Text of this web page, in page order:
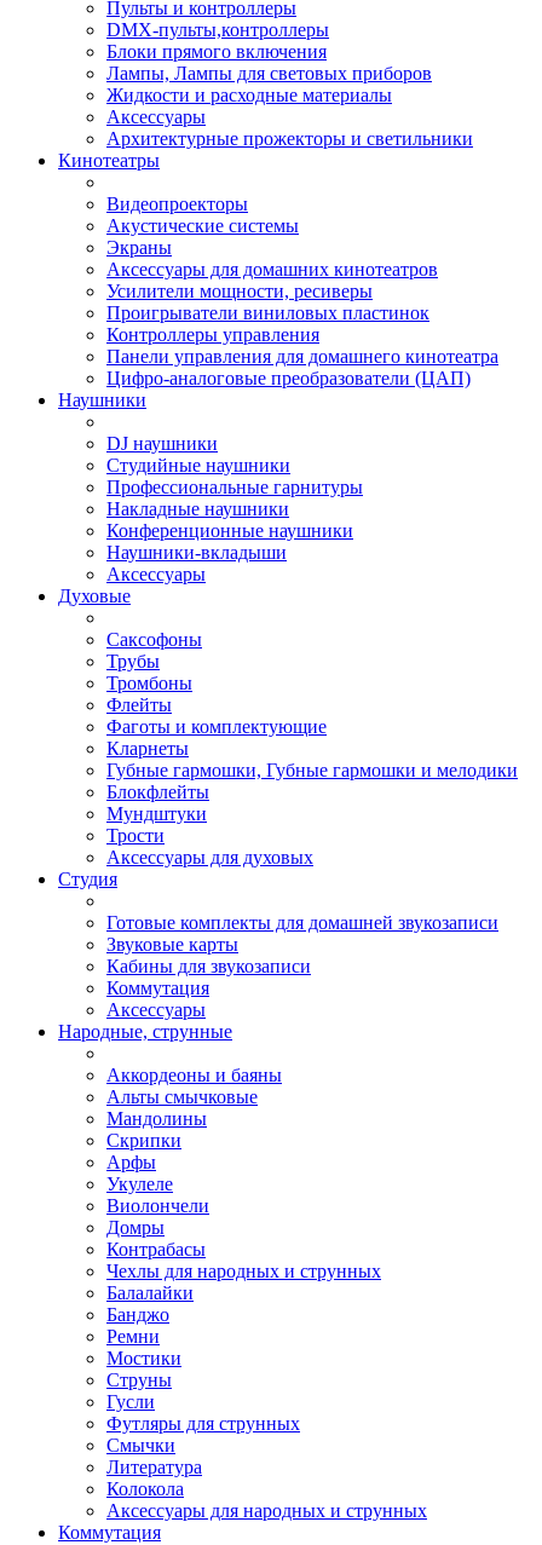
Пульты и контроллеры
DMX-пульты,контроллеры
Блоки прямого включения
Лампы, Лампы для световых приборов
Жидкости и расходные материалы
Аксессуары
Архитектурные прожекторы и светильники
Кинотеатры
Видеопроекторы
Акустические системы
Экраны
Аксессуары для домашних кинотеатров
Усилители мощности, ресиверы
Проигрыватели виниловых пластинок
Контроллеры управления
Панели управления для домашнего кинотеатра
Цифро-аналоговые преобразователи (ЦАП)
Наушники
DJ наушники
Студийные наушники
Профессиональные гарнитуры
Накладные наушники
Конференционные наушники
Наушники-вкладыши
Аксессуары
Духовые
Саксофоны
Трубы
Тромбоны
Флейты
Фаготы и комплектующие
Кларнеты
Губные гармошки, Губные гармошки и мелодики
Блокфлейты
Мундштуки
Трости
Аксессуары для духовых
Студия
Готовые комплекты для домашней звукозаписи
Звуковые карты
Кабины для звукозаписи
Коммутация
Аксессуары
Народные, струнные
Аккордеоны и баяны
Альты смычковые
Мандолины
Скрипки
Арфы
Укулеле
Виолончели
Домры
Контрабасы
Чехлы для народных и струнных
Балалайки
Банджо
Ремни
Мостики
Струны
Гусли
Футляры для струнных
Смычки
Литература
Колокола
Аксессуары для народных и струнных
Коммутация